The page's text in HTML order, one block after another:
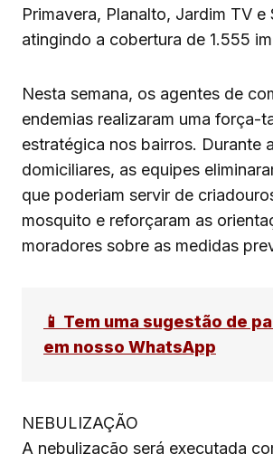
Primavera, Planalto, Jardim TV e
atingindo a cobertura de 1.555
Nesta semana, os agentes de
endemias realizaram uma força-
estratégica nos bairros. Durante
domiciliares, as equipes
que poderiam servir de
mosquito e reforçaram as
moradores sobre as medidas
📱 Tem uma sugestão de
em nosso WhatsApp
NEBULIZAÇÃO
A nebulização será executada